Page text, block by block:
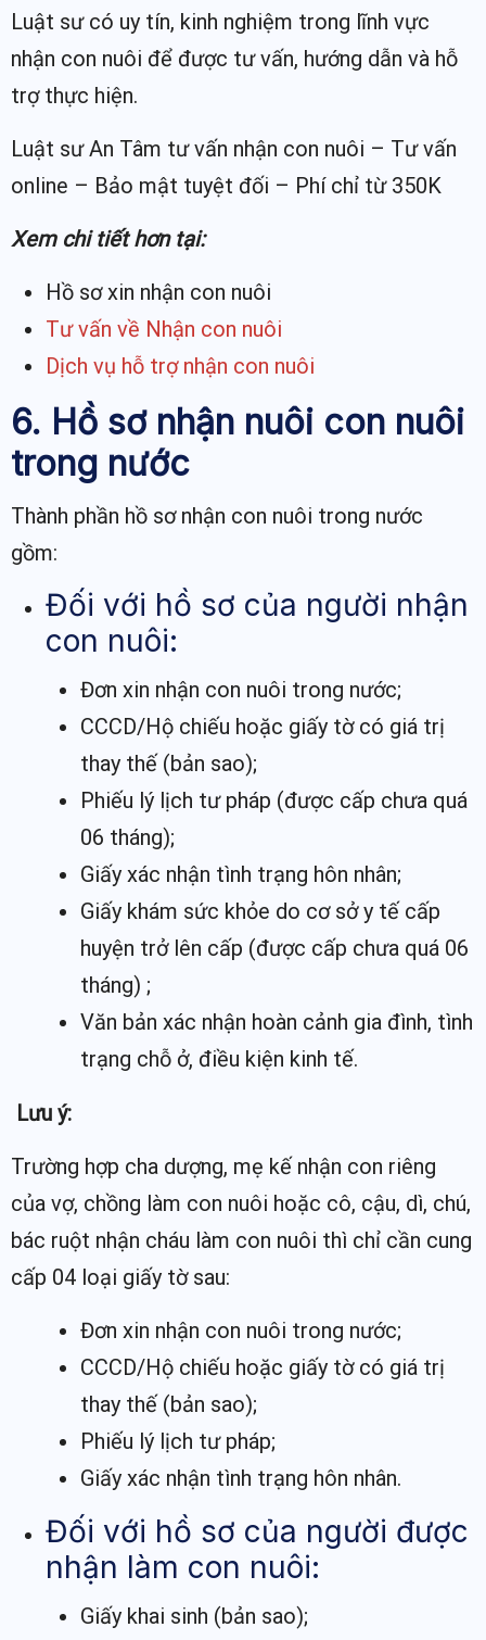
Luật sư có uy tín, kinh nghiệm trong lĩnh vực
nhận con nuôi để được tư vấn, hướng dẫn và hỗ
trợ thực hiện.
Luật sư An Tâm tư vấn nhận con nuôi – Tư vấn
online – Bảo mật tuyệt đối – Phí chỉ từ 350K
Xem chi tiết hơn tại:
Hồ sơ xin nhận con nuôi
Tư vấn về Nhận con nuôi
Dịch vụ hỗ trợ nhận con nuôi
6. Hồ sơ nhận nuôi con nuôi
trong nước
Thành phần hồ sơ nhận con nuôi trong nước
gồm:
Đối với hồ sơ của người nhận
con nuôi:
Đơn xin nhận con nuôi trong nước;
CCCD/Hộ chiếu hoặc giấy tờ có giá trị
thay thế (bản sao);
Phiếu lý lịch tư pháp (được cấp chưa quá
06 tháng);
Giấy xác nhận tình trạng hôn nhân;
Giấy khám sức khỏe do cơ sở y tế cấp
huyện trở lên cấp (được cấp chưa quá 06
tháng) ;
Văn bản xác nhận hoàn cảnh gia đình, tình
trạng chỗ ở, điều kiện kinh tế.
Lưu ý:
Trường hợp cha dượng, mẹ kế nhận con riêng
của vợ, chồng làm con nuôi hoặc cô, cậu, dì, chú,
bác ruột nhận cháu làm con nuôi thì chỉ cần cung
cấp 04 loại giấy tờ sau:
Đơn xin nhận con nuôi trong nước;
CCCD/Hộ chiếu hoặc giấy tờ có giá trị
thay thế (bản sao);
Phiếu lý lịch tư pháp;
Giấy xác nhận tình trạng hôn nhân.
Đối với hồ sơ của người được
nhận làm con nuôi:
Giấy khai sinh (bản sao);